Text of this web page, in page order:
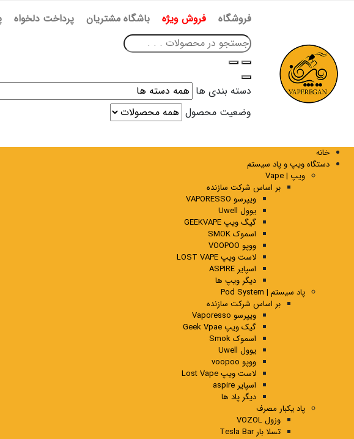
فروشگاه فروش ویژه باشگاه مشتریان پرداخت دلخواه
دسته بندی ها
وضعیت محصول
خانه
دستگاه ویپ و پاد سیستم
ویپ | Vape
بر اساس شرکت سازنده
ویپرسو VAPORESSO
یوول Uwell
گیگ ویپ GEEKVAPE
اسموک SMOK
ووپو VOOPOO
لاست ویپ LOST VAPE
اسپایر ASPIRE
دیگر ویپ ها
پاد سیستم | Pod System
بر اساس شرکت سازنده
ویپرسو Vaporesso
گیک ویپ Geek Vpae
اسموک Smok
یوول Uwell
ووپو voopoo
لاست ویپ Lost Vape
اسپایر aspire
دیگر پاد ها
پاد یکبار مصرف
وزول VOZOL
تسلا بار Tesla Bar